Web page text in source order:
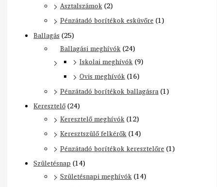
Asztalszámok(2)
Pénzátadó borítékok esküvőre(1)
Ballagás (25)
Ballagási meghívók(24)
Iskolai meghívók(9)
Ovis meghívók(16)
Pénzátadó borítékok ballagásra(1)
Keresztelő(24)
Keresztelő meghívók(12)
Keresztszülő felkérők(14)
Pénzátadó borítékok keresztelőre (1)
Születésnap (14)
Születésnapi meghívók(14)